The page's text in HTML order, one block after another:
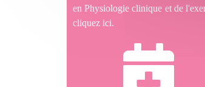
en Physiologie clinique et de
cliquez ici.